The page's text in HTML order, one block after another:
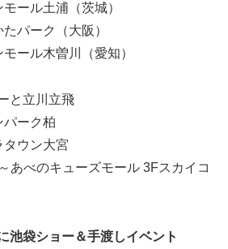
ール土浦（茨城）
パーク（大阪）
ール木曽川（愛知）
と立川立飛
パーク柏
ウン大宮
あべのキューズモール 3Fスカイコ
池袋ショー＆手渡しイベント